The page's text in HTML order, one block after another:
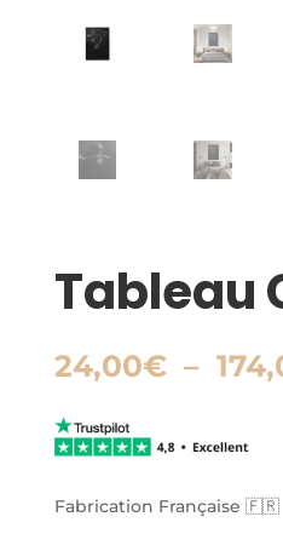
Tableau
24,00€ –
Fabrication Française 🇫🇷